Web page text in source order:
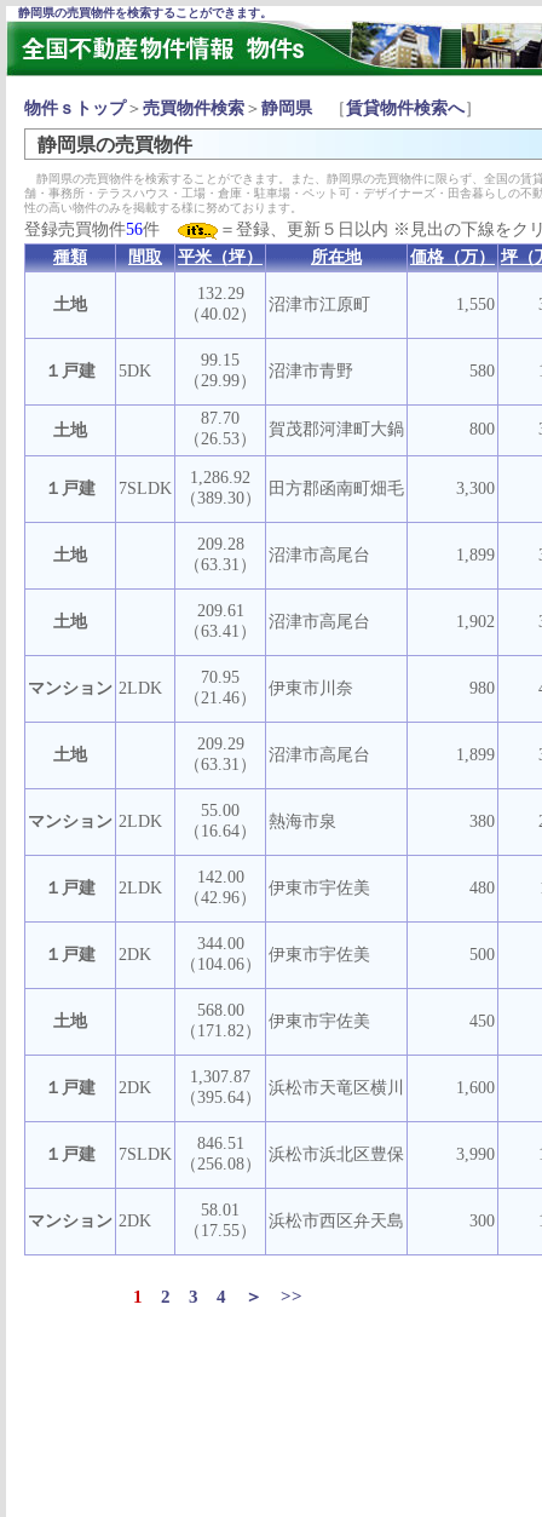
静岡県の売買物件を検索することができます。
物件ｓトップ＞ 売買物件検索 ＞ 静岡県［賃貸物件検索へ］
静岡県の売買物件
静岡県の売買物件を検索することができます。また、静岡県の売買物件に限らず、全国の
舗・事務所・テラスハウス・工場・倉庫・駐車場・ペット可・デザイナーズ・田舎暮らしの
性の高い物件のみを掲載する様に努めております。
登録売買物件56件
＝登録、更新５日以内 ※見出の下線をク
種類
間取 平米（坪） 所在地 価格（万） 坪（
土地
132.29
（40.02）
沼津市江原町 1,550
１戸建 5DK
99.15
（29.99）
沼津市青野 580
土地
87.70
（26.53）
賀茂郡河津町大鍋 800
１戸建 7SLDK
1,286.92
（389.30）
田方郡函南町畑毛 3,300
土地
209.28
（63.31）
沼津市高尾台 1,899
土地
209.61
（63.41）
沼津市高尾台 1,902
マンション 2LDK
70.95
（21.46）
伊東市川奈 980
土地
209.29
（63.31）
沼津市高尾台 1,899
マンション 2LDK
55.00
（16.64）
熱海市泉 380
１戸建 2LDK
142.00
（42.96）
伊東市宇佐美 480
１戸建 2DK
344.00
（104.06）
伊東市宇佐美 500
土地
568.00
（171.82）
伊東市宇佐美 450
１戸建 2DK
1,307.87
（395.64）
浜松市天竜区横川 1,600
１戸建 7SLDK
846.51
（256.08）
浜松市浜北区豊保 3,990
マンション 2DK
58.01
（17.55）
浜松市西区弁天島 300
1 2 3 4 ＞ >>